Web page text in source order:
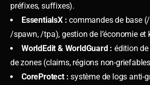
préfixes, suffixes).
EssentialsX : commandes de base
/spawn, /tpa), gestion de l’économie et
WorldEdit & WorldGuard : édition
de zones (claims, régions non-
CoreProtect : système de logs anti-